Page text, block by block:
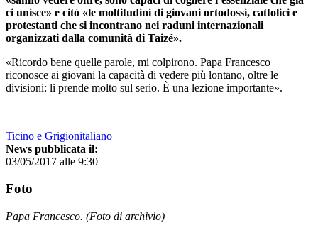
ci unisce» e citò «le moltitudini di giovani ortodossi, cattolici e
protestanti che si incontrano nei raduni internazionali
organizzati dalla comunità di Taizé».
«Ricordo bene quelle parole, mi colpirono. Papa Francesco
riconosce ai giovani la capacità di vedere più lontano, oltre le
divisioni: li prende molto sul serio. È una lezione importante».
Ticino e Grigionitaliano
News pubblicata il:
03/05/2017 alle 9:30
Foto
Papa Francesco. (Foto di archivio)